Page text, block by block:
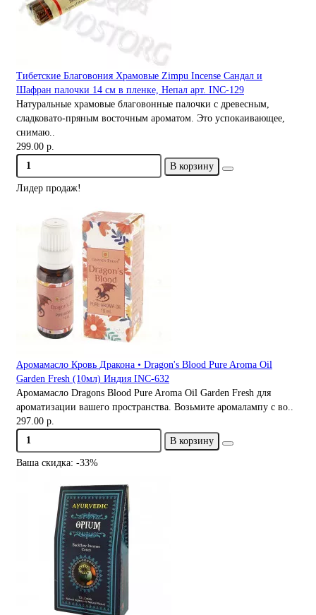
Тибетские Благовония Храмовые Zimpu Incense Сандал и
Шафран палочки 14 см в пленке, Непал арт. INC-129
Натуральные храмовые благовонные палочки с древесным,
сладковато-пряным восточным ароматом. Это успокаивающее,
снимаю..
299.00 р.
В корзину
Лидер продаж!
Аромамасло Кровь Дракона • Dragon's Blood Pure Aroma Oil
Garden Fresh (10мл) Индия INC-632
Аромамасло Dragons Blood Pure Aroma Oil Garden Fresh для
ароматизации вашего пространства. Возьмите аромалампу с во..
297.00 р.
В корзину
Ваша скидка: -33%